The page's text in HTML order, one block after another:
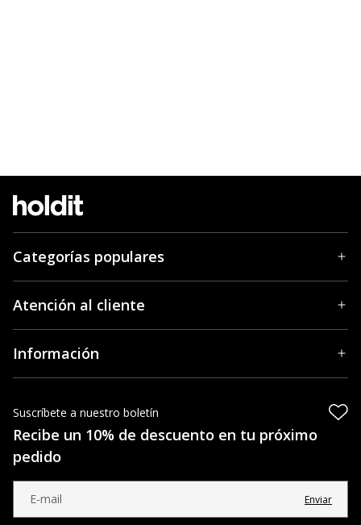
Categorías populares
Atención al cliente
Información
Suscríbete a nuestro boletín
Recibe un 10% de descuento en tu próximo
pedido
Enviar